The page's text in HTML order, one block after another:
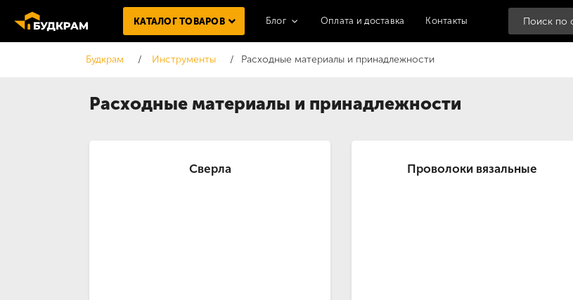
КАТАЛОГ ТОВАРОВ Блог Оплата и доставка Контакты
Будкрам Инструменты Расходные материалы и принадлежности
Расходные материалы и принадлежности
Сверла Проволоки вязальные